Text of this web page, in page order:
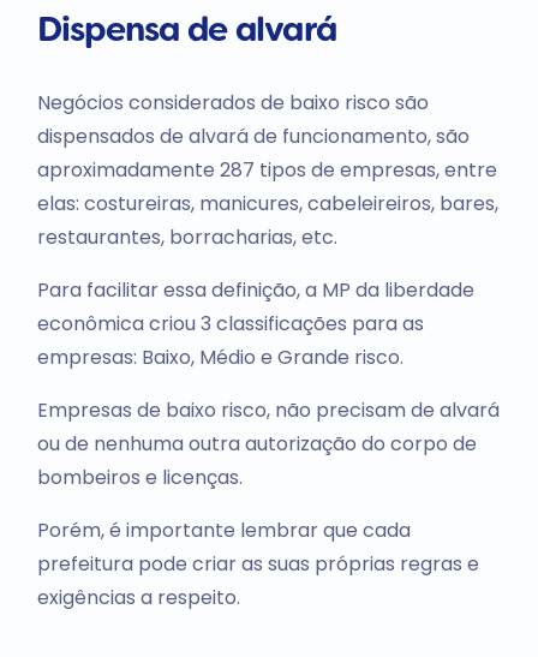
Dispensa de alvará
Negócios considerados de baixo risco são
dispensados de alvará de funcionamento, são
aproximadamente 287 tipos de empresas, entre
elas: costureiras, manicures, cabeleireiros, bares,
restaurantes, borracharias, etc.
Para facilitar essa definição, a MP da liberdade
econômica criou 3 classificações para as
empresas: Baixo, Médio e Grande risco.
Empresas de baixo risco, não precisam de alvará
ou de nenhuma outra autorização do corpo de
bombeiros e licenças.
Porém, é importante lembrar que cada
prefeitura pode criar as suas próprias regras e
exigências a respeito.